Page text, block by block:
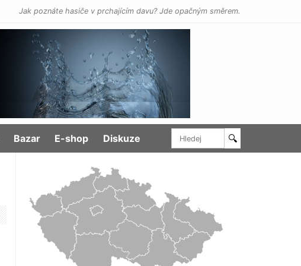
Jak poznáte hasiče v prchajícím davu? Jde opačným směrem.
Bazar E-shop Diskuze 🔍